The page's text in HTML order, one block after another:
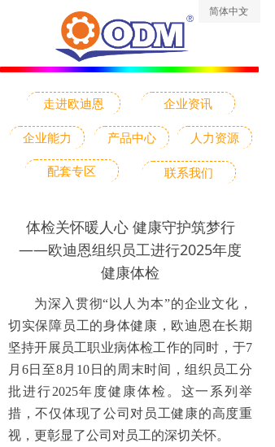
走进欧迪恩
人力资源
企业资讯
联系我们
企业能力
配套专区
ꀅ
简体中文
产品中心
体检关怀暖人心 健康守护筑梦行
——欧迪恩组织员工进行2025年度
健康体检
为深入贯彻“以人为本”的企业文化，
切实保障员工的身体健康，欧迪恩在长期
坚持开展员工职业病体检工作的同时，于7
月6日至8月10日的周末时间，组织员工分
批进行2025年度健康体检。这一系列举
措，不仅体现了公司对员工健康的高度重
视，更彰显了公司对员工的深切关怀。